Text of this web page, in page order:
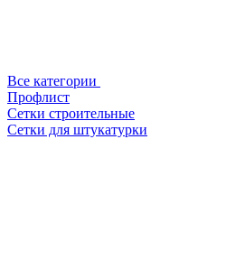
Все категории
Профлист
Сетки строительные
Сетки для штукатурки